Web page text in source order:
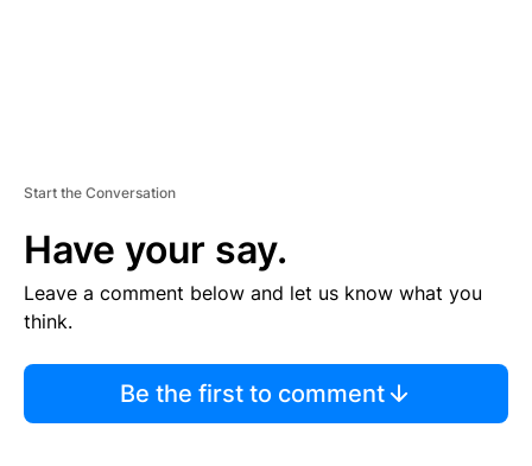
Start the Conversation
Have your say.
Leave a comment below and let us know what you
think.
Be the first to comment